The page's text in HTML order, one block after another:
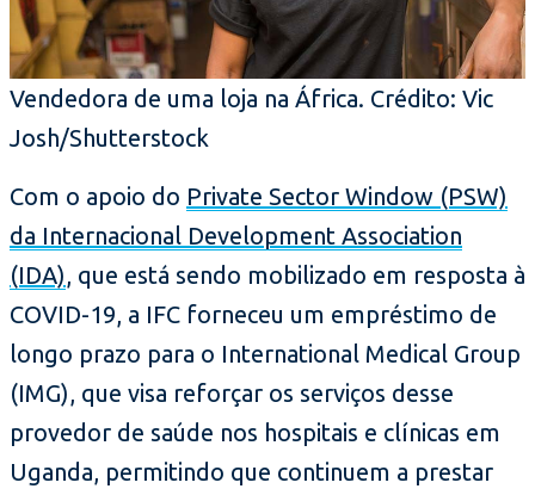
Vendedora de uma loja na África. Crédito: Vic
Josh/Shutterstock
Com o apoio do Private Sector Window (PSW)
da Internacional Development Association
(IDA), que está sendo mobilizado em resposta à
COVID-19, a IFC forneceu um empréstimo de
longo prazo para o International Medical Group
(IMG), que visa reforçar os serviços desse
provedor de saúde nos hospitais e clínicas em
Uganda, permitindo que continuem a prestar